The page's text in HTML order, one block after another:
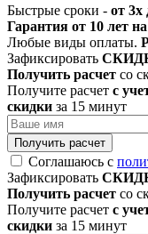
Быстрые сроки - от 3х
Гарантия от 10 лет
Любые виды оплаты.
Зафиксировать
Получить расчет со
Получите расчет с
скидки за 15 минут
Получить расчет
Соглашаюсь с
Зафиксировать
Получить расчет со
Получите расчет с
скидки за 15 минут